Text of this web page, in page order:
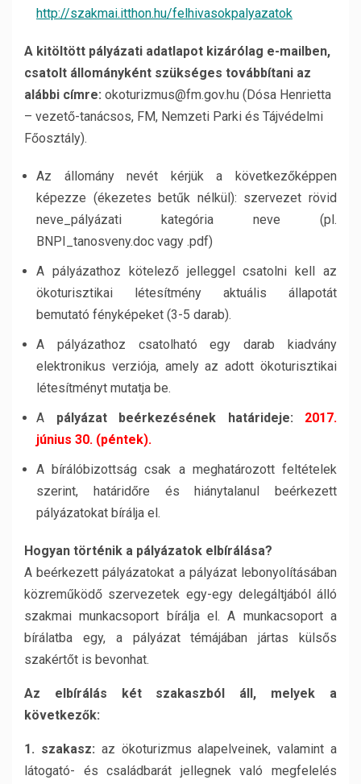
http://szakmai.itthon.hu/felhivasokpalyazatok
A kitöltött pályázati adatlapot kizárólag e-mailben,
csatolt állományként szükséges továbbítani az
alábbi címre: okoturizmus@fm.gov.hu (Dósa Henrietta
– vezető-tanácsos, FM, Nemzeti Parki és Tájvédelmi
Főosztály).
Az állomány nevét kérjük a következőképpen
képezze (ékezetes betűk nélkül): szervezet rövid
neve_pályázati kategória neve (pl.
BNPI_tanosveny.doc vagy .pdf)
A pályázathoz kötelező jelleggel csatolni kell az
ökoturisztikai létesítmény aktuális állapotát
bemutató fényképeket (3-5 darab).
A pályázathoz csatolható egy darab kiadvány
elektronikus verziója, amely az adott ökoturisztikai
létesítményt mutatja be.
A pályázat beérkezésének határideje: 2017.
június 30. (péntek).
A bírálóbizottság csak a meghatározott feltételek
szerint, határidőre és hiánytalanul beérkezett
pályázatokat bírálja el.
Hogyan történik a pályázatok elbírálása?
A beérkezett pályázatokat a pályázat lebonyolításában
közreműködő szervezetek egy-egy delegáltjából álló
szakmai munkacsoport bírálja el. A munkacsoport a
bírálatba egy, a pályázat témájában jártas külsős
szakértőt is bevonhat.
Az elbírálás két szakaszból áll, melyek a
következők:
1. szakasz: az ökoturizmus alapelveinek, valamint a
látogató- és családbarát jellegnek való megfelelés